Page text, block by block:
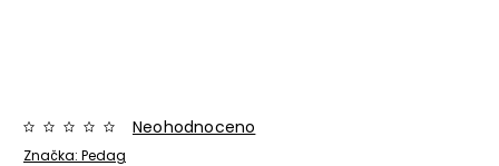
Značka: Pedag
Neohodnoceno